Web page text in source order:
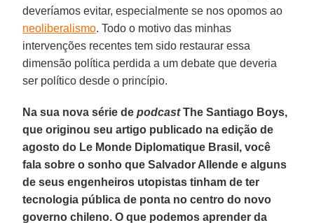
deveríamos evitar, especialmente se nos opomos ao
neoliberalismo. Todo o motivo das minhas
intervenções recentes tem sido restaurar essa
dimensão política perdida a um debate que deveria
ser político desde o princípio.
Na sua nova série depodcastThe Santiago Boys,
que originou seu artigo publicado na edição de
agosto do Le Monde Diplomatique Brasil, você
fala sobre o sonho que Salvador Allende e alguns
de seus engenheiros utopistas tinham de ter
tecnologia pública de ponta no centro do novo
governo chileno. O que podemos aprender da